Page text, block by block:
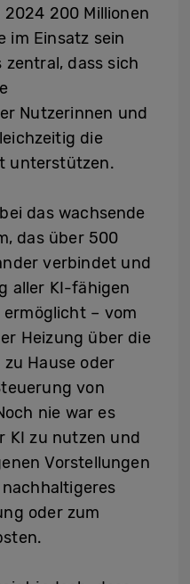
200 Millionen
im Einsatz sein
dass sich
Nutzerinnen und
die
unterstützen.
das wachsende
das über 500
verbindet und
aller KI-fähigen
– vom
Heizung über die
Hause oder
von
nie war es
KI zu nutzen und
Vorstellungen
oder zum